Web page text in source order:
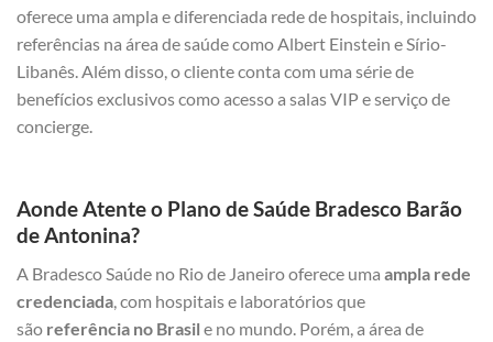
oferece uma ampla e diferenciada rede de hospitais, incluindo
referências na área de saúde como Albert Einstein e Sírio-
Libanês. Além disso, o cliente conta com uma série de
benefícios exclusivos como acesso a salas VIP e serviço de
concierge.
Aonde Atente o Plano de Saúde Bradesco Barão
de Antonina?
A Bradesco Saúde no Rio de Janeiro oferece uma ampla rede
credenciada , com hospitais e laboratórios que
são referência no Brasil e no mundo. Porém, a área de